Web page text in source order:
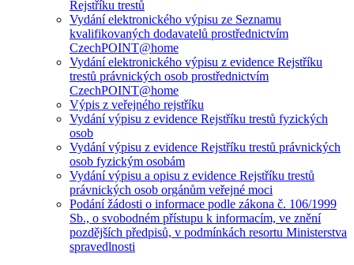
Rejstříku trestů
Vydání elektronického výpisu ze Seznamu
kvalifikovaných dodavatelů prostřednictvím
CzechPOINT@home
Vydání elektronického výpisu z evidence Rejstříku
trestů právnických osob prostřednictvím
CzechPOINT@home
Výpis z veřejného rejstříku
Vydání výpisu z evidence Rejstříku trestů fyzických
osob
Vydání výpisu z evidence Rejstříku trestů právnických
osob fyzickým osobám
Vydání výpisu a opisu z evidence Rejstříku trestů
právnických osob orgánům veřejné moci
Podání žádosti o informace podle zákona č. 106/1999
Sb., o svobodném přístupu k informacím, ve znění
pozdějších předpisů, v podmínkách resortu Ministerstva
spravedlnosti